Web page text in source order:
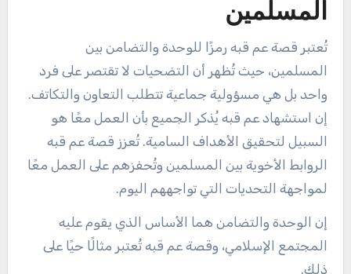
المسلمين
تُعتبر قصة عم قبه رمزًا للوحدة والتضامن بين
المسلمين، حيث تُظهر أن التضحيات لا تقتصر على فرد
واحد بل هي مسؤولية جماعية تتطلب التعاون والتكاتف.
إن استشهاد عم قبه يُذكر الجميع بأن العمل معًا هو
السبيل لتحقيق الأهداف السامية. تُعزز قصة عم قبه
الروابط الأخوية بين المسلمين وتُحفزهم على العمل معًا
لمواجهة التحديات التي تواجههم اليوم.
إن الوحدة والتضامن هما الأساس الذي يقوم عليه
المجتمع الإسلامي، وقصة عم قبه تُعتبر مثالًا حيًا على
ذلك.